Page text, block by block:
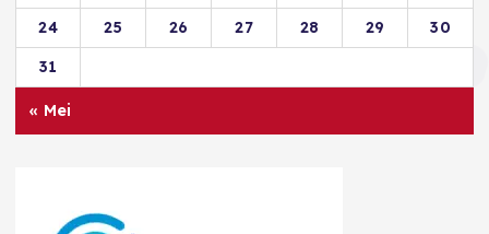
24
25 26 27 28 29
30
31
« Mei